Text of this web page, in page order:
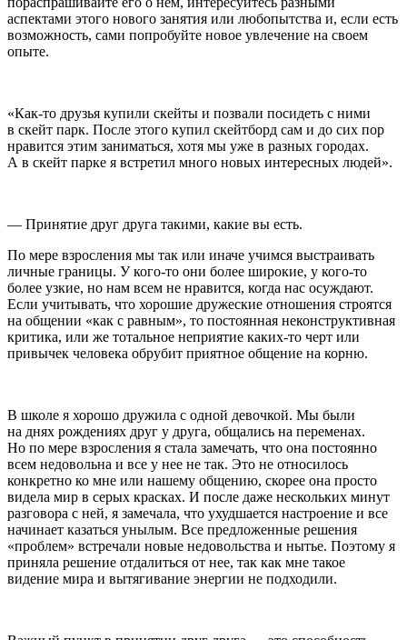
аспектами этого нового занятия или любопытства и, если есть
возможность, сами попробуйте новое увлечение на своем
опыте.
«Как-то друзья купили скейты и позвали посидеть с ними
в скейт парк. После этого купил скейтборд сам и до сих пор
нравится этим заниматься, хотя мы уже в разных городах.
А в скейт парке я встретил много новых интересных людей».
— Принятие друг друга такими, какие вы есть.
По мере взросления мы так или иначе учимся выстраивать
личные границы. У кого-то они более широкие, у кого-то
более узкие, но нам всем не нравится, когда нас осуждают.
Если учитывать, что хорошие дружеские отношения строятся
на общении «как с равным», то постоянная неконструктивная
критика, или же тотальное неприятие каких-то черт или
привычек человека обрубит приятное общение на корню.
В школе я хорошо дружила с одной девочкой. Мы были
на днях рождениях друг у друга, общались на переменах.
Но по мере взросления я стала замечать, что она постоянно
всем недовольна и все у нее не так. Это не относилось
конкретно ко мне или нашему общению, скорее она просто
видела мир в серых красках. И после даже нескольких минут
разговора с ней, я замечала, что ухудшается настроение и все
начинает казаться унылым. Все предложенные решения
«проблем» встречали новые недовольства и нытье. Поэтому я
приняла решение отдалиться от нее, так как мне такое
видение мира и вытягивание энергии не подходили.